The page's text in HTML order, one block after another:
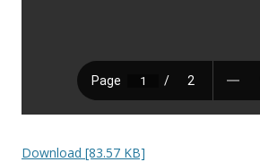
Download [83.57 KB]